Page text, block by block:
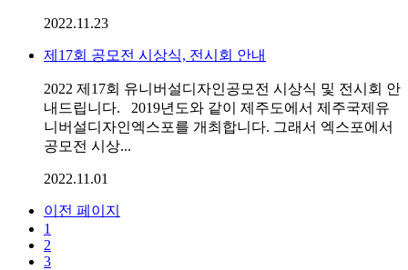
2022.11.23
제17회 공모전 시상식, 전시회 안내
2022 제17회 유니버설디자인공모전 시상식 및 전시회 안
내드립니다. 2019년도와 같이 제주도에서 제주국제유
니버설디자인엑스포를 개최합니다. 그래서 엑스포에서
공모전 시상...
2022.11.01
이전 페이지
1
2
3